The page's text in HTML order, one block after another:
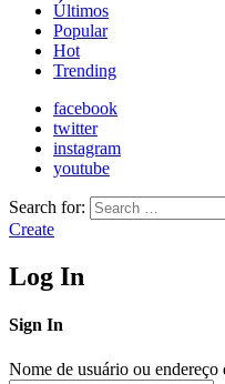
Últimos
Popular
Hot
Trending
facebook
twitter
instagram
youtube
Search for:
Create
Log In
Sign In
Nome de usuário ou endereço